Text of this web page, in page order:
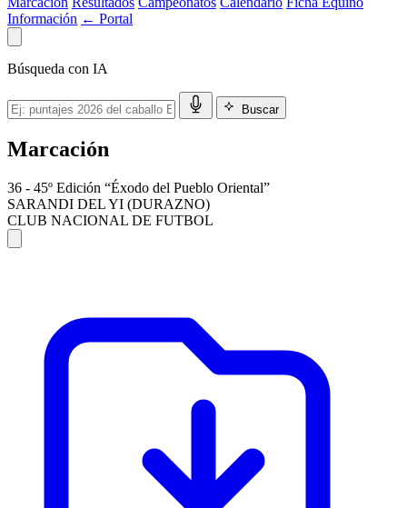
Información ← Portal
Búsqueda con IA
Buscar
Marcación
36 - 45º Edición “Éxodo del Pueblo Oriental”
SARANDI DEL YI (DURAZNO)
CLUB NACIONAL DE FUTBOL